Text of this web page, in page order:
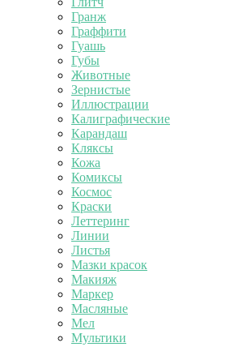
Гранж
Граффити
Гуашь
Губы
Животные
Зернистые
Иллюстрации
Калиграфические
Карандаш
Кляксы
Кожа
Комиксы
Космос
Краски
Леттеринг
Линии
Листья
Мазки красок
Макияж
Маркер
Масляные
Мел
Мультики